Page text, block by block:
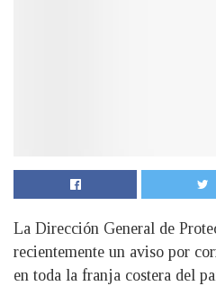
La Dirección General de
recientemente un aviso por
en toda la franja costera del